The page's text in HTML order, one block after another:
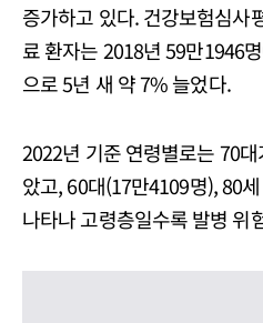
증가하고 있다. 건강보험심사
료 환자는 2018년 59만1946
으로 5년 새 약 7% 늘었다.
2022년 기준 연령별로는 70
았고, 60대(17만4109명), 80
나타나 고령층일수록 발병 위